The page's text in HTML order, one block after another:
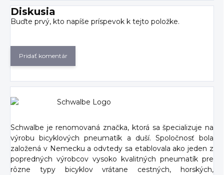
Diskusia
Buďte prvý, kto napíše príspevok k tejto položke.
Pridať komentár
Schwalbe je renomovaná značka, ktorá sa špecializuje na
výrobu bicyklových pneumatík a duší. Spoločnosť bola
založená v Nemecku a odvtedy sa etablovala ako jeden z
popredných výrobcov vysoko kvalitných pneumatík pre
rôzne typy bicyklov vrátane cestných, horských,